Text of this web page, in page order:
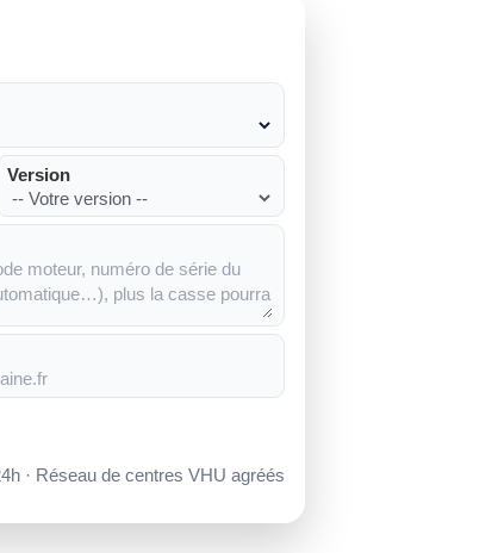
Version
· Réseau de centres VHU agréés